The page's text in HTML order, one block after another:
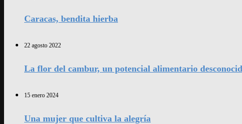
Caracas, bendita hierba
22 agosto 2022
La flor del cambur, un potencial alimentario
15 enero 2024
Una mujer que cultiva la alegría